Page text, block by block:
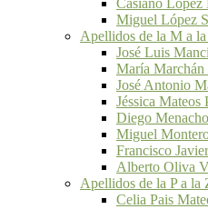
Casiano López
Miguel López
Apellidos de la M a
José Luis
María Marchán
José Antonio
Jéssica Mateos
Diego
Miguel
Francisco
Alberto Oliva
Apellidos de la P a la
Celia Pais